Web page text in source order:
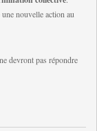
nouvelle action au
devront pas répondre